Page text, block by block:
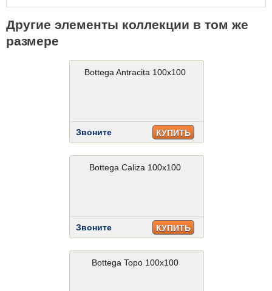
Другие элементы коллекции в том же
размере
Bottega Antracita 100x100
Звоните КУПИТЬ
Bottega Caliza 100x100
Звоните КУПИТЬ
Bottega Topo 100x100